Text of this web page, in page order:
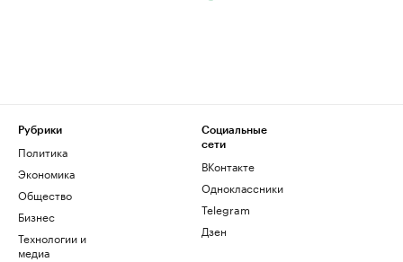
Рубрики
Политика
Экономика
Общество
Бизнес
Технологии и
медиа
Социальные
сети
ВКонтакте
Одноклассники
Telegram
Дзен